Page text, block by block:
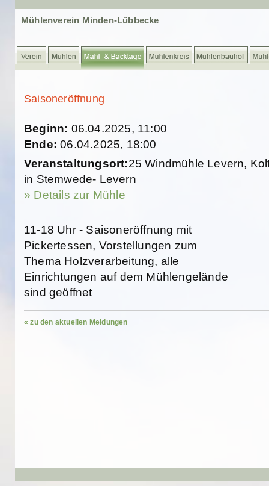
Mühlenverein Minden-Lübbecke
Saisoneröffnung
Beginn: 06.04.2025, 11:00
Ende: 06.04.2025, 18:00
Veranstaltungsort:25 Windmühle Levern,
in Stemwede- Levern
» Details zur Mühle
11-18 Uhr - Saisoneröffnung mit
Pickertessen, Vorstellungen zum
Thema Holzverarbeitung, alle
Einrichtungen auf dem Mühlengelände
sind geöffnet
« zu den aktuellen Meldungen